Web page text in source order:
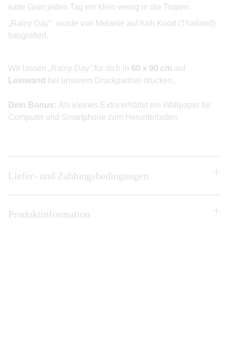
satte Grün jeden Tag ein klein wenig in die Tropen.
„Rainy Day" wurde von Melanie auf Koh Kood (Thailand)
fotografiert.
Wir lassen „Rainy Day" für dich in 60 x 90 cm auf
Leinwand
bei unserem Druckpartner drucken.
Dein Bonus: Als kleines Extra erhältst ein Wallpaper für
Computer und Smartphone zum Herunterladen.
Liefer- und Zahlungsbedingungen
Produktinformation